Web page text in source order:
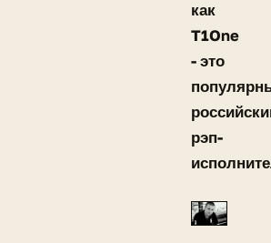
как
T1One
- это
рэп-